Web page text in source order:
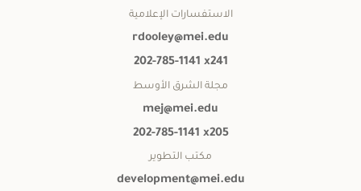
الاستفسارات الإعلامية
rdooley@mei.edu
202-785-1141 x241
مجلة الشرق الأوسط
mej@mei.edu
202-785-1141 x205
مكتب التطوير
development@mei.edu